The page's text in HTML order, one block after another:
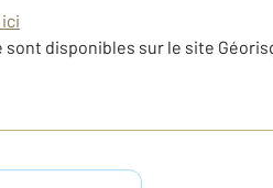
disponibles sur le site